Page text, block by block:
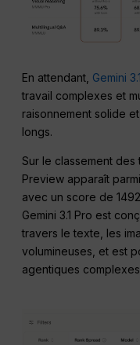
En attendant, Gemini
travail complexes et
raisonnement solide
longs.
Sur le classement des
Preview apparaît
avec un score de
Gemini 3.1 Pro est
travers le texte, les
volumineuses, et est
agentiques